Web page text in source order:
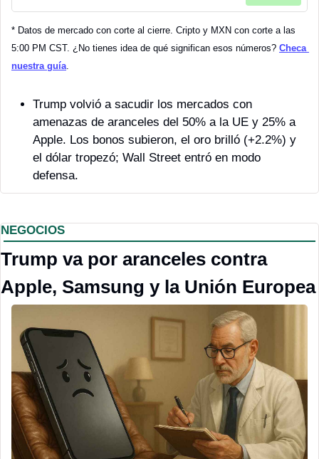
* Datos de mercado con corte al cierre. Cripto y MXN con corte a las
5:00 PM CST. ¿No tienes idea de qué significan esos números? Checa
nuestra guía.
Trump volvió a sacudir los mercados con
amenazas de aranceles del 50% a la UE y 25% a
Apple. Los bonos subieron, el oro brilló (+2.2%) y
el dólar tropezó; Wall Street entró en modo
defensa.
NEGOCIOS
Trump va por aranceles contra
Apple, Samsung y la Unión Europea